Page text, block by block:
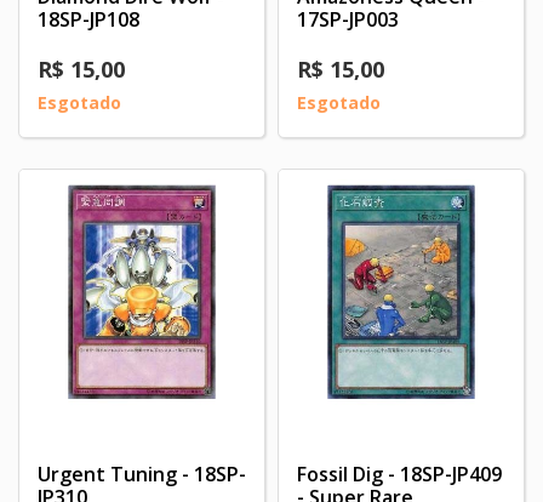
18SP-JP108
R$ 15,00
Esgotado
17SP-JP003
R$ 15,00
Esgotado
Urgent Tuning - 18SP-
Fossil Dig - 18SP-JP409